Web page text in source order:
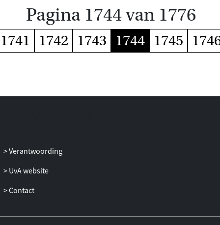
Pagina 1744 van 1776
1741 1742 1743 1744 1745
Verantwoording
UvA website
Contact